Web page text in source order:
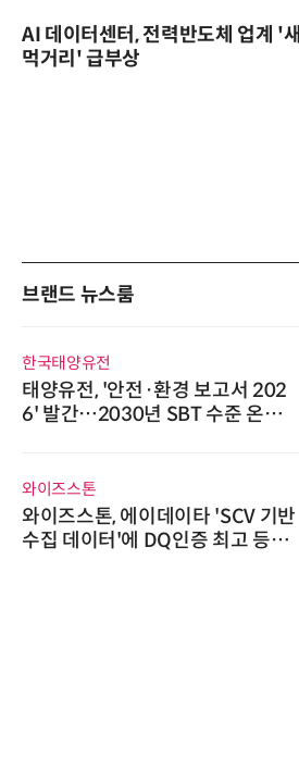
AI 데이터센터, 전력반도체 업계 '새
먹거리' 급부상
브랜드 뉴스룸
한국태양유전
태양유전, '안전·환경 보고서 202
6' 발간…2030년 SBT 수준 온실
와이즈스톤
와이즈스톤, 에이데이타 'SCV 기반
수집 데이터'에 DQ인증 최고 등급